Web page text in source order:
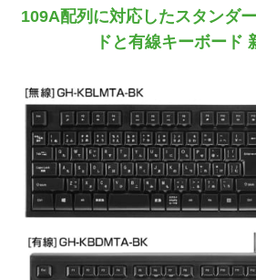
109A配列に対応したスタンダ
ドと有線キーボード